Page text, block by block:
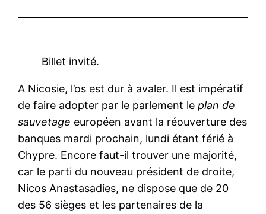
Billet invité.
A Nicosie, l’os est dur à avaler. Il est impératif
de faire adopter par le parlement leplan de
sauvetage européen avant la réouverture des
banques mardi prochain, lundi étant férié à
Chypre. Encore faut-il trouver une majorité,
car le parti du nouveau président de droite,
Nicos Anastasadies, ne dispose que de 20
des 56 sièges et les partenaires de la